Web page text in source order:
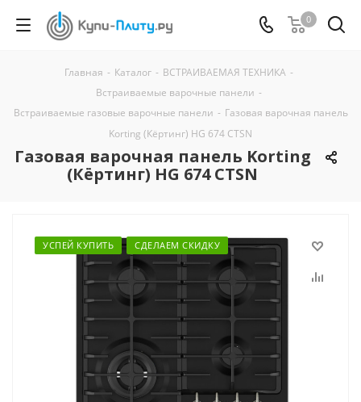
0
Главная - Каталог - ВСТРАИВАЕМАЯ ТЕХНИКА -
Встраиваемые варочные панели -
Встраиваемые газовые варочные панели - Газовая варочная панель
Korting (Кёртинг) HG 674 CTSN
Газовая варочная панель Korting
(Кёртинг) HG 674 CTSN
УСПЕЙ КУПИТЬ СДЕЛАЕМ СКИДКУ